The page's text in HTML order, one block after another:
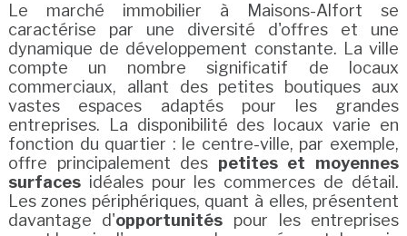
Le marché immobilier à Maisons-Alfort se
caractérise par une diversité d'offres et une
dynamique de développement constante. La ville
compte un nombre significatif de locaux
commerciaux, allant des petites boutiques aux
vastes espaces adaptés pour les grandes
entreprises. La disponibilité des locaux varie en
fonction du quartier : le centre-ville, par exemple,
offre principalement des petites et moyennes
surfacesidéales pour les commerces de détail.
Les zones périphériques, quant à elles, présentent
davantage d'opportunités pour les entreprises